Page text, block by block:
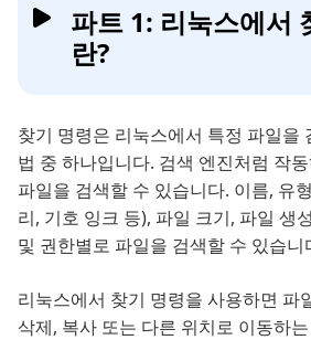
파트 1: 리눅스에서
란?
찾기 명령은 리눅스에서 특정 파일을
법 중 하나입니다. 검색 엔진처럼 작
파일을 검색할 수 있습니다. 이름, 유
리, 기호 잉크 등), 파일 크기, 파일 생
및 권한별로 파일을 검색할 수 있습니
리눅스에서 찾기 명령을 사용하면 파
삭제, 복사 또는 다른 위치로 이동하